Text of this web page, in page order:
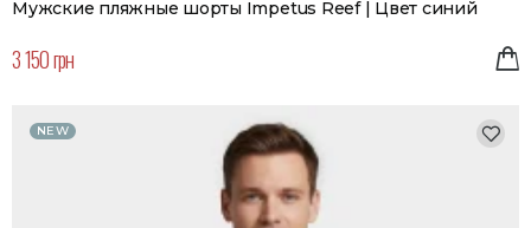
Мужские пляжные шорты Impetus Reef | Цвет синий
3 150 грн
NEW